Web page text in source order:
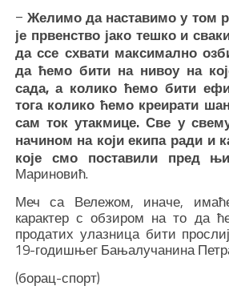
– Желимо да наставимо у том
је првенство јако тешко и
да ссе схвати максимално
да ћемо бити на нивоу на
сада, а колико ћемо бити
тога колико ћемо креирати
сам ток утакмице. Све у
начином на који екипа ради и
које смо поставили пред
Мариновић.
Меч са Вележом, иначе,
карактер с обзиром на то да
продатих улазница бити
19-годишњег Бањалучанина
(борац-спорт)